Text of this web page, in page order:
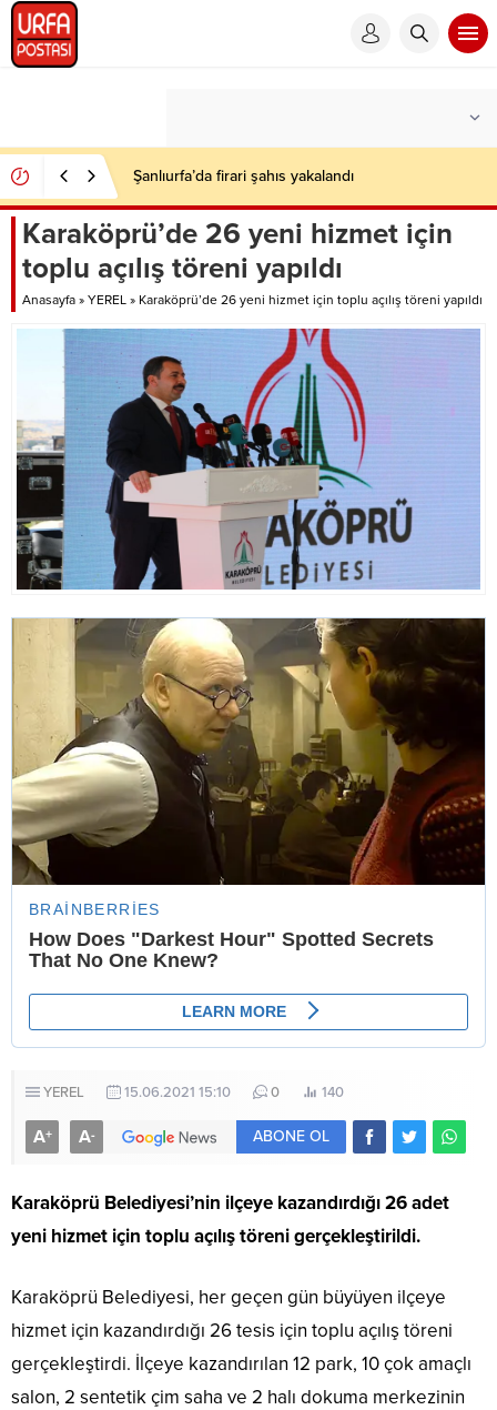
Şanlıurfa’da firari şahıs yakalandı
Karaköprü’de 26 yeni hizmet için
toplu açılış töreni yapıldı
Anasayfa » YEREL » Karaköprü’de 26 yeni hizmet için toplu açılış töreni yapıldı
YEREL 15.06.2021 15:10 0 140
A+ A- ABONE OL
Karaköprü Belediyesi’nin ilçeye kazandırdığı 26 adet
yeni hizmet için toplu açılış töreni gerçekleştirildi.
Karaköprü Belediyesi, her geçen gün büyüyen ilçeye
hizmet için kazandırdığı 26 tesis için toplu açılış töreni
gerçekleştirdi. İlçeye kazandırılan 12 park, 10 çok amaçlı
salon, 2 sentetik çim saha ve 2 halı dokuma merkezinin